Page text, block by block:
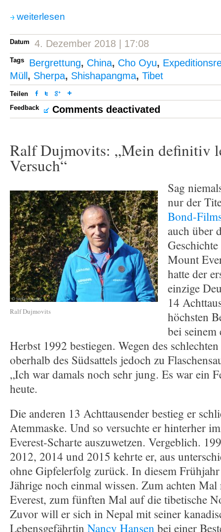
weiterlesen
Datum 4. Dezember 2018 | 17:08
Tags Bergrettung, China, Cho Oyu,
Müll , Sherpa, Shishapangma, Tibet
Teilen
Feedback
Comments deactivated
Ralf Dujmovits: „Mein definitiv
Versuch“
Ralf Dujmovits
Sag
nur der
Bond-
auch über
Geschichte
Mount
hatte der
einzige
14
höchsten
bei seinem
Herbst 1992 bestiegen. Wegen des
oberhalb des Südsattels jedoch zu
„Ich war damals noch sehr jung. Es war ein
heute.
Die anderen 13 Achttausender bestieg er
Atemmaske. Und so versuchte er hinterher
Everest-Scharte auszuwetzen. Vergeblich.
2012, 2014 und 2015 kehrte er, aus
ohne Gipfelerfolg zurück. In diesem
Jährige noch einmal wissen. Zum achten
Everest, zum fünften Mal auf die tibetische
Zuvor will er sich in Nepal mit seiner
Lebensgefährtin Nancy Hansen bei einer